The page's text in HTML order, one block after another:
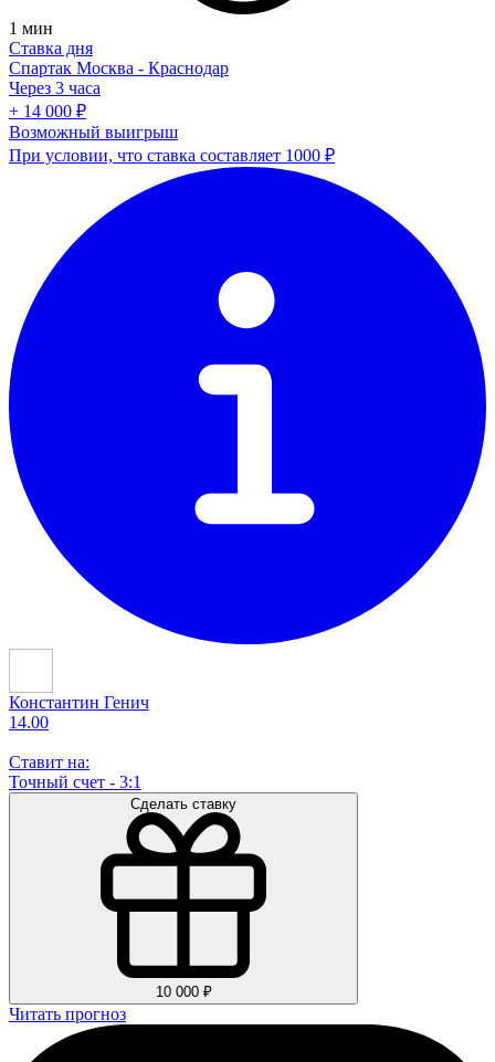
1 мин
Ставка дня
Спартак Москва - Краснодар
Через 3 часа
+ 14 000 ₽
Возможный выигрыш
При условии, что ставка составляет 1000 ₽
Константин Генич
14.00
Ставит на:
Точный счет - 3:1
Сделать ставку
10 000 ₽
Читать прогноз